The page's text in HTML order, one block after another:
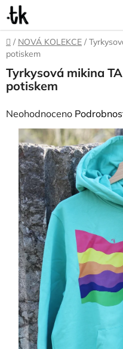
Přejít
na
obsah
Domů
/ NOVÁ KOLEKCE /
potiskem
Tyrkysová mikina
potiskem
Průměrné
hodnocení
produktu
0,0
hvězdiček.
Neohodnoceno